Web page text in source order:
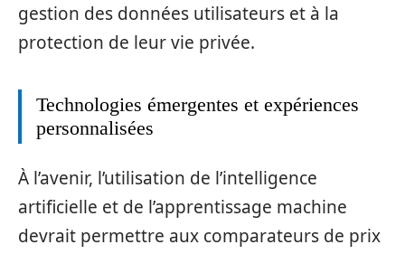
gestion des données utilisateurs et à la
protection de leur vie privée.
Technologies émergentes et expériences
personnalisées
À l’avenir, l’utilisation de l’intelligence
artificielle et de l’apprentissage machine
devrait permettre aux comparateurs de prix